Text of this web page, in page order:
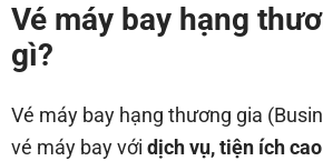
Vé máy bay hạng
gì?
Vé máy bay hạng thương gia
vé máy bay với dịch vụ, tiện ích